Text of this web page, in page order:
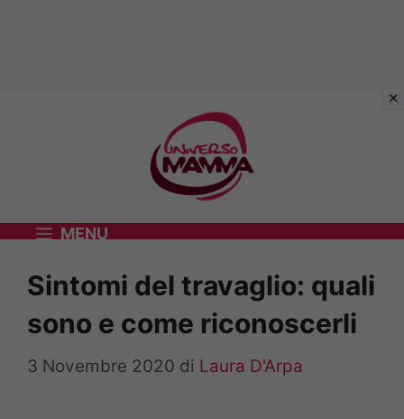
MENU
Sintomi del travaglio: quali
sono e come riconoscerli
3 Novembre 2020 di Laura D'Arpa